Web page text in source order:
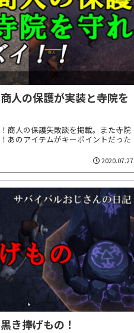
人の保護が実装と寺院を
商人の保護失敗談を掲載。また寺院
あのアイテムがキーポイントだった
2020.07.27
き捧げもの！